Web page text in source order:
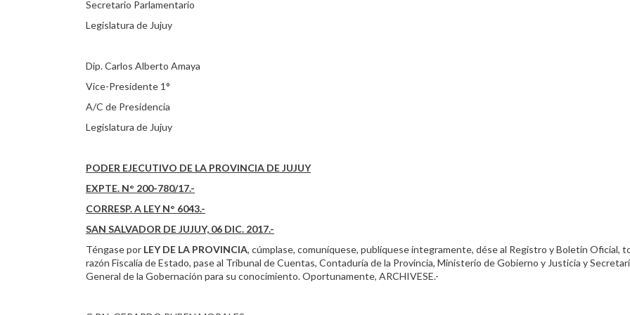
Secretario Parlamentario
Legislatura de Jujuy
Dip. Carlos Alberto Amaya
Vice-Presidente 1°
A/C de Presidencia
Legislatura de Jujuy
PODER EJECUTIVO DE LA PROVINCIA DE JUJUY
EXPTE. N° 200-780/17.-
CORRESP. A LEY N° 6043.-
SAN SALVADOR DE JUJUY, 06 DIC. 2017.-
Téngase por LEY DE LA PROVINCIA, cúmplase, comuníquese, publíquese íntegramente, dése al Registro y Boletín Oficial,
razón Fiscalía de Estado, pase al Tribunal de Cuentas, Contaduría de la Provincia, Ministerio de Gobierno y Justicia y
General de la Gobernación para su conocimiento. Oportunamente, ARCHIVESE.-